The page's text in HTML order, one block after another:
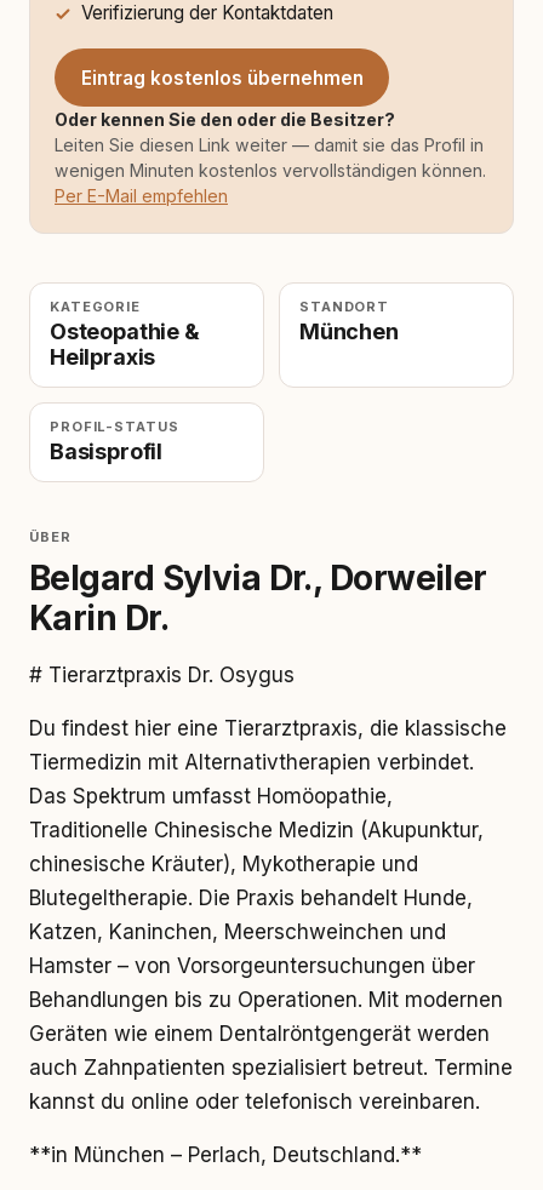
Verifizierung der Kontaktdaten
Eintrag kostenlos übernehmen
Oder kennen Sie den oder die Besitzer?
Leiten Sie diesen Link weiter — damit sie das Profil in
wenigen Minuten kostenlos vervollständigen können.
Per E-Mail empfehlen
KATEGORIE
Osteopathie &
Heilpraxis
STANDORT
München
PROFIL-STATUS
Basisprofil
ÜBER
Belgard Sylvia Dr., Dorweiler
Karin Dr.
# Tierarztpraxis Dr. Osygus
Du findest hier eine Tierarztpraxis, die klassische
Tiermedizin mit Alternativtherapien verbindet.
Das Spektrum umfasst Homöopathie,
Traditionelle Chinesische Medizin (Akupunktur,
chinesische Kräuter), Mykotherapie und
Blutegeltherapie. Die Praxis behandelt Hunde,
Katzen, Kaninchen, Meerschweinchen und
Hamster – von Vorsorgeuntersuchungen über
Behandlungen bis zu Operationen. Mit modernen
Geräten wie einem Dentalröntgengerät werden
auch Zahnpatienten spezialisiert betreut. Termine
kannst du online oder telefonisch vereinbaren.
**in München – Perlach, Deutschland.**